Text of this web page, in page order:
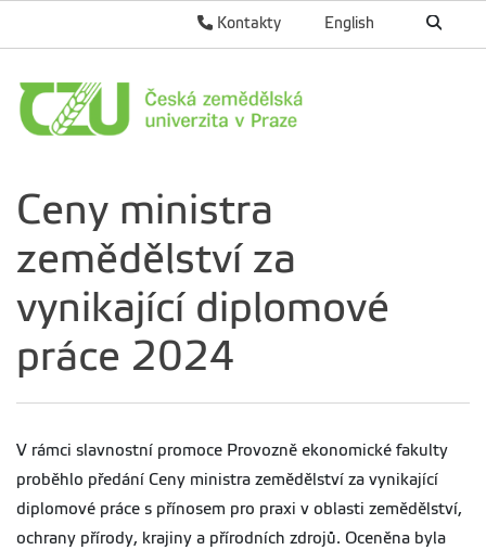
English
Kontakty
Ceny ministra
zemědělství za
vynikající diplomové
práce 2024
V rámci slavnostní promoce Provozně ekonomické fakulty
proběhlo předání Ceny ministra zemědělství za vynikající
diplomové práce s přínosem pro praxi v oblasti zemědělství,
ochrany přírody, krajiny a přírodních zdrojů. Oceněna byla